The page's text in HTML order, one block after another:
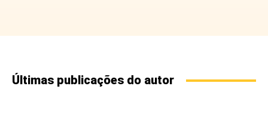
Últimas publicações do autor